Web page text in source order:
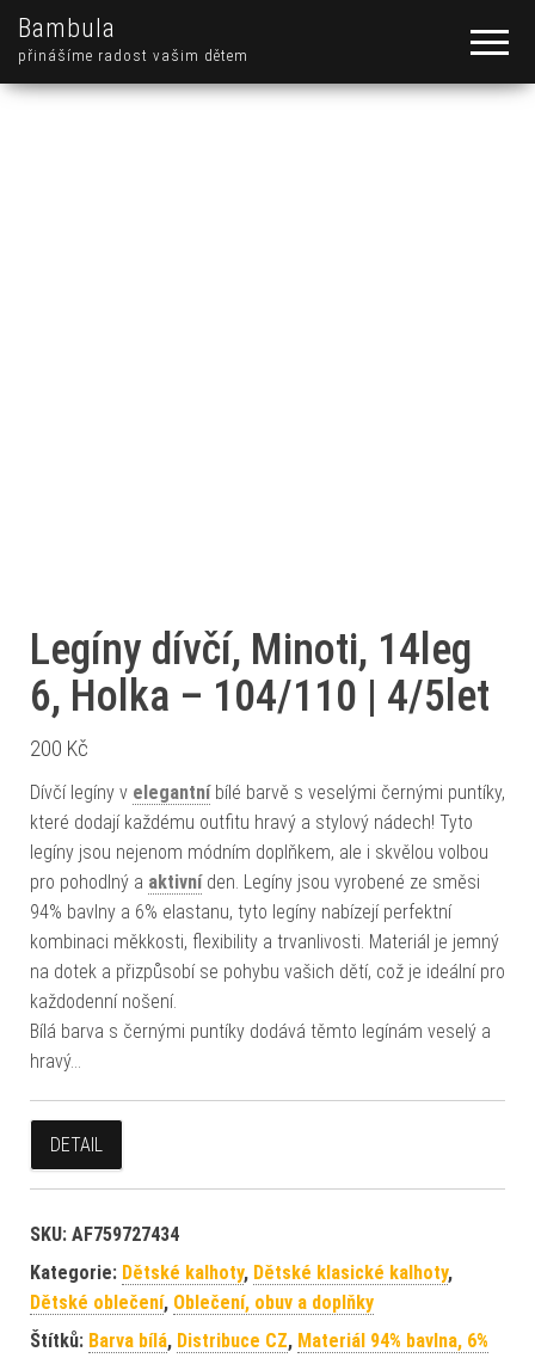
Bambula
přinášíme radost vašim dětem
Legíny dívčí, Minoti, 14leg
6, Holka – 104/110 | 4/5let
200 Kč
Dívčí legíny v elegantníbílé barvě s veselými černými puntíky,
které dodají každému outfitu hravý a stylový nádech! Tyto
legíny jsou nejenom módním doplňkem, ale i skvělou volbou
pro pohodlný a aktivníden. Legíny jsou vyrobené ze směsi
94% bavlny a 6% elastanu, tyto legíny nabízejí perfektní
kombinaci měkkosti, flexibility a trvanlivosti. Materiál je jemný
na dotek a přizpůsobí se pohybu vašich dětí, což je ideální pro
každodenní nošení.
Bílá barva s černými puntíky dodává těmto legínám veselý a
hravý…
DETAIL
SKU: AF759727434
Kategorie: Dětské kalhoty, Dětské klasické kalhoty,
Dětské oblečení, Oblečení, obuv a doplňky
Štítků: Barva bílá, Distribuce CZ, Materiál 94% bavlna, 6%